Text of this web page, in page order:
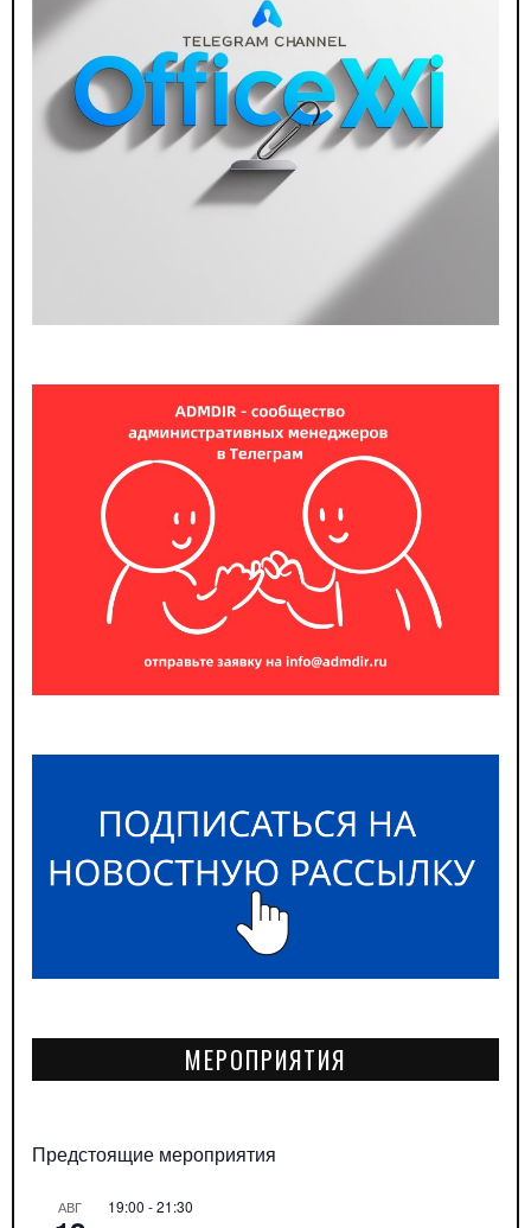
МЕРОПРИЯТИЯ
Предстоящие мероприятия
АВГ 19:00 -21:30